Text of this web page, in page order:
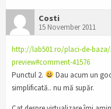
Costi
15 November 2011
http://lab501.ro/placi-de-baza/
preview#comment-41576
Punctul 2.
Dau acum un
simplificată.. nu mă supăr.